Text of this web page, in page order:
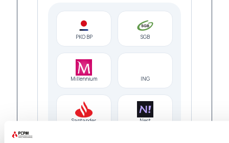
PKO BP SGB
Millennium ING
Santander Nest